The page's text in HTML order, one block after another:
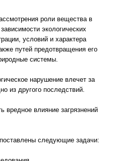
роли вещества в
экологических
условий и характера
путей предотвращения его
системы.
нарушение влечет за
из другого последствий.
вредное влияние загрязнений
следующие задачи: